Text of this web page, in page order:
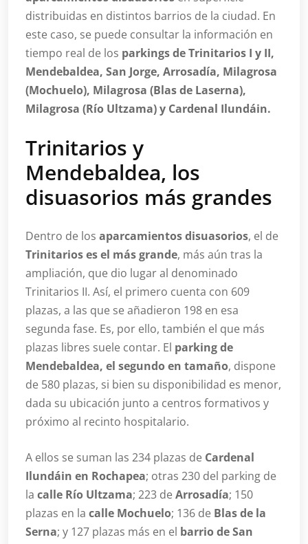
distribuidas en distintos barrios de la ciudad. En
este caso, se puede consultar la información en
tiempo real de los parkings de Trinitarios I y II,
Mendebaldea, San Jorge, Arrosadía, Milagrosa
(Mochuelo), Milagrosa (Blas de Laserna),
Milagrosa (Río Ultzama) y Cardenal Ilundáin.
Trinitarios y
Mendebaldea, los
disuasorios más grandes
Dentro de los aparcamientos disuasorios, el de
Trinitarios es el más grande, más aún tras la
ampliación, que dio lugar al denominado
Trinitarios II. Así, el primero cuenta con 609
plazas, a las que se añadieron 198 en esa
segunda fase. Es, por ello, también el que más
plazas libres suele contar. El parking de
Mendebaldea, el segundo en tamaño, dispone
de 580 plazas, si bien su disponibilidad es menor,
dada su ubicación junto a centros formativos y
próximo al recinto hospitalario.
A ellos se suman las 234 plazas de Cardenal
Ilundáin en Rochapea; otras 230 del parking de
la calle Río Ultzama; 223 de Arrosadía; 150
plazas en la calle Mochuelo; 136 de Blas de la
Serna; y 127 plazas más en el barrio de San